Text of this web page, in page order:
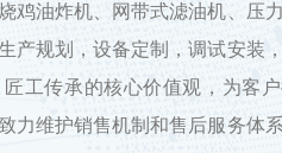
鸡油炸机、网带式滤油机、压
产规划，设备定制，调试安装
工传承的核心价值观，为客
力维护销售机制和售后服务体